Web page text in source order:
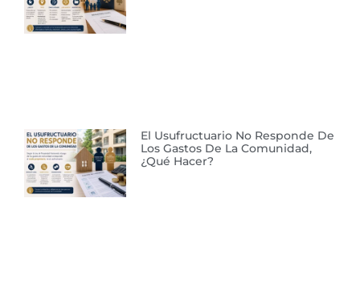
El Usufructuario No Responde De
Los Gastos De La Comunidad,
¿qué Hacer?